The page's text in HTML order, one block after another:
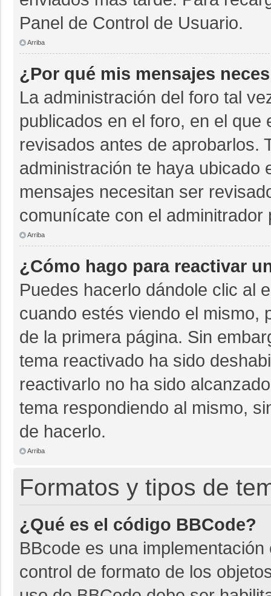
Panel de Control de Usuario.
Arriba
¿Por qué mis mensajes
La administración del foro tal
publicados en el foro, en el
revisados antes de aprobarlos.
administración te haya ubicado
mensajes necesitan ser
comunícate con el
Arriba
¿Cómo hago para reactivar
Puedes hacerlo dándole clic al
cuando estés viendo el mismo,
de la primera página. Sin
tema reactivado ha sido
reactivarlo no ha sido
tema respondiendo al mismo,
de hacerlo.
Arriba
Formatos y tipos de
¿Qué es el código BBCode?
BBcode es una
control de formato de los